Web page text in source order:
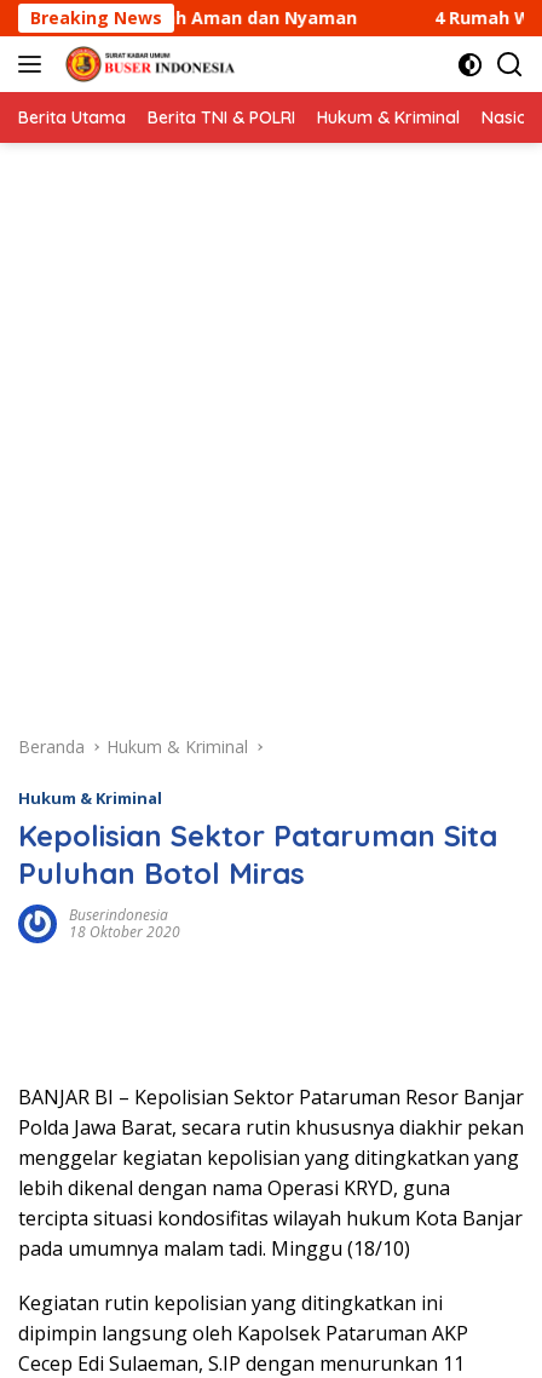
Langsung
ke
konten
Breaking News
Nyaman 4 Rumah Warga di Sungai Guntung
Berita Utama Berita TNI & POLRI Hukum & Kriminal
Beranda Hukum & Kriminal
Hukum & Kriminal
Kepolisian Sektor Pataruman Sita
Puluhan Botol Miras
Buserindonesia
18 Oktober 2020
BANJAR BI – Kepolisian Sektor Pataruman Resor Banjar
Polda Jawa Barat, secara rutin khususnya diakhir pekan
menggelar kegiatan kepolisian yang ditingkatkan yang
lebih dikenal dengan nama Operasi KRYD, guna
tercipta situasi kondosifitas wilayah hukum Kota Banjar
pada umumnya malam tadi. Minggu (18/10)
Kegiatan rutin kepolisian yang ditingkatkan ini
dipimpin langsung oleh Kapolsek Pataruman AKP
Cecep Edi Sulaeman, S.IP dengan menurunkan 11